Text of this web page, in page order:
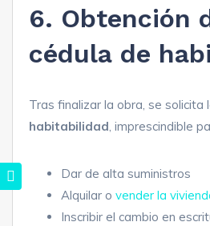
6. Obtención
cédula de
Tras finalizar la obra, se solicita
habitabilidad, imprescindible
Dar de alta suministros
Alquilar o vender la
Inscribir el cambio en